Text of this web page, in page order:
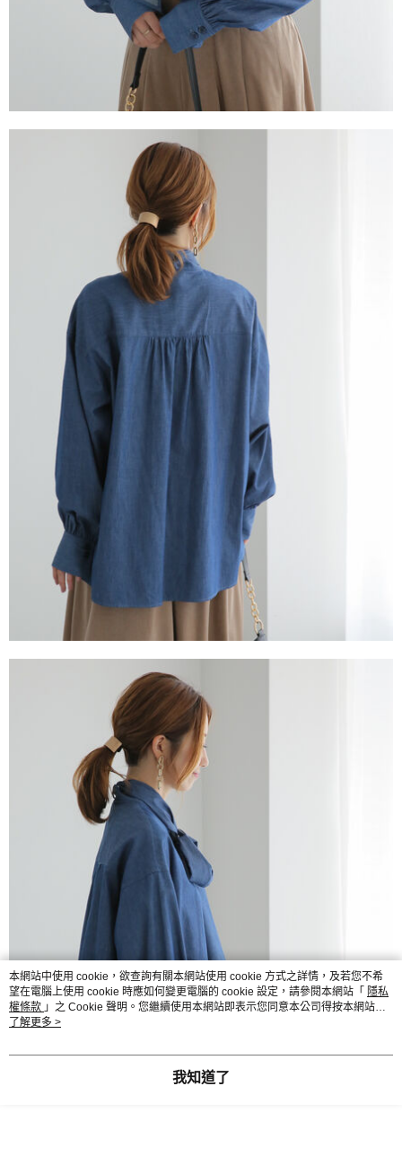
本網站中使用 cookie，欲查詢有關本網站使用 cookie 方式之詳情，及若您不希
望在電腦上使用 cookie 時應如何變更電腦的 cookie 設定，請參閱本網站「 隱私
權條款 」之 Cookie 聲明。您繼續使用本網站即表示您同意本公司得按本網站使
用條款之 Cookie 聲明使用 cookie。
了解更多 >
我知道了